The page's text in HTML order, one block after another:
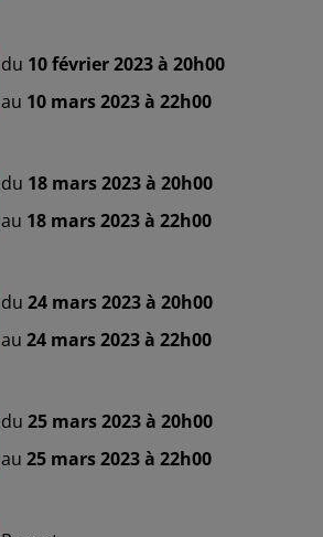
du 10 février 2023 à 20h00
au 10 mars 2023 à 22h00
du 18 mars 2023 à 20h00
au 18 mars 2023 à 22h00
du 24 mars 2023 à 20h00
au 24 mars 2023 à 22h00
du 25 mars 2023 à 20h00
au 25 mars 2023 à 22h00